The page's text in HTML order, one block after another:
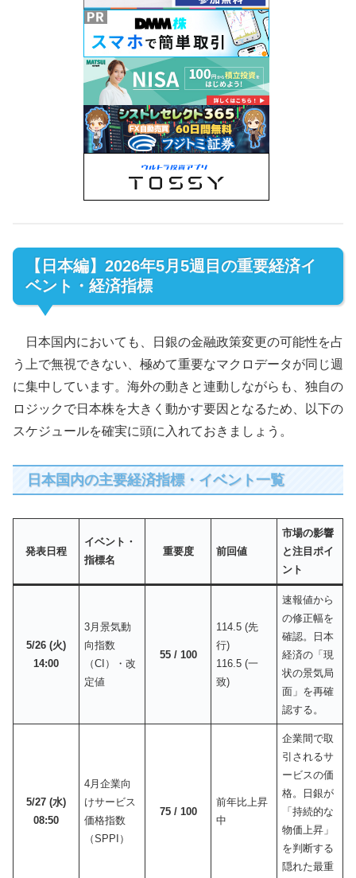
【日本編】2026年5月5週目の重要経済イ
ベント・経済指標
日本国内においても、日銀の金融政策変更の可能性を占
う上で無視できない、極めて重要なマクロデータが同じ週
に集中しています。海外の動きと連動しながらも、独自の
ロジックで日本株を大きく動かす要因となるため、以下の
スケジュールを確実に頭に入れておきましょう。
日本国内の主要経済指標・イベント一覧
発表日程
イベント・
指標名
重要度 前回値
市場の影響
と注目ポイ
ント
5/26 (火)
14:00
3月景気動
向指数
（CI）・改
定値
55 / 100
114.5 (先
行)
116.5 (一
致)
速報値から
の修正幅を
確認。日本
経済の「現
状の景気局
面」を再確
認する。
5/27 (水)
08:50
4月企業向
けサービス
価格指数
（SPPI）
75 / 100
前年比上昇
中
企業間で取
引されるサ
ービスの価
格。日銀が
「持続的な
物価上昇」
を判断する
隠れた最重